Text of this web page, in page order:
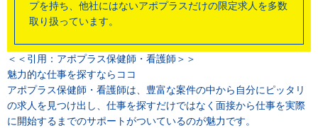
プを持ち、他社にはないアポプラスだけの限定求人を多数
取り扱っています。
＜＜引用：アポプラス保健師・看護師＞＞
魅力的な仕事を探すならココ
アポプラス保健師・看護師は、豊富な案件の中から自分にピッタリ
の求人を見つけ出し、仕事を探すだけではなく面接から仕事を実際
に開始するまでのサポートがついているのが魅力です。